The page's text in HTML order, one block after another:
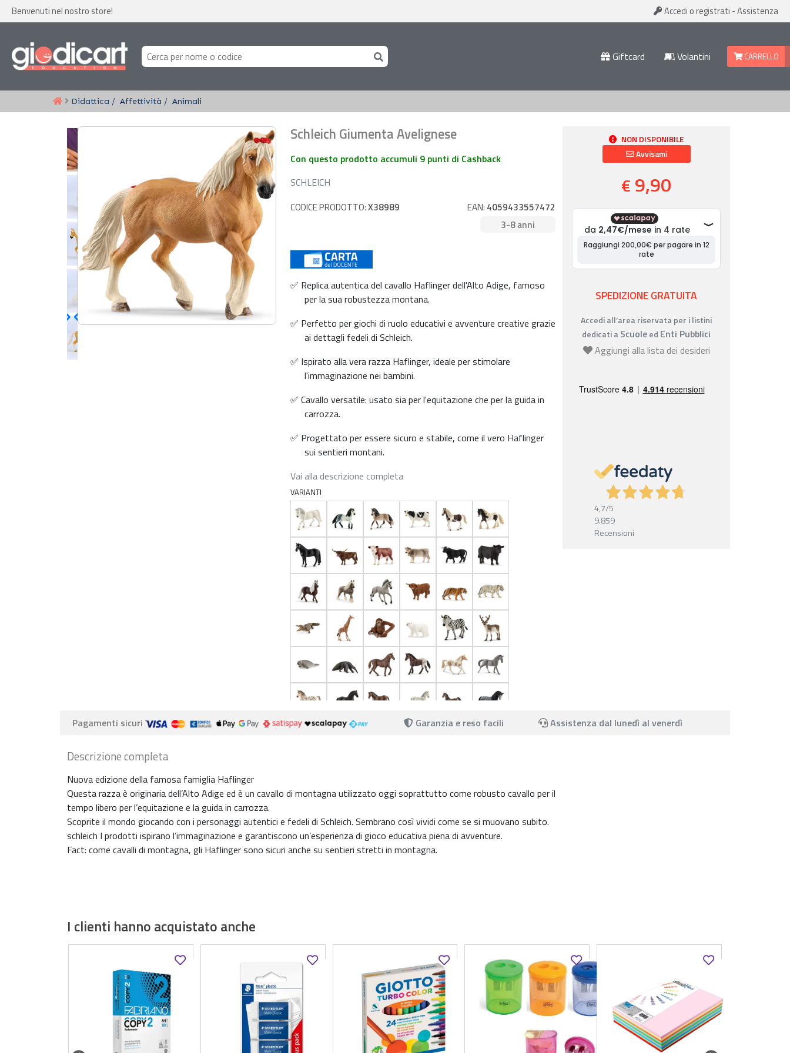
Benvenuti nel nostro store! Accedi o registrati -Assistenza
Giftcard Volantini CARRELLO
Didattica Affettività Animali
Schleich Giumenta Avelignese
Con questo prodotto accumuli 9 punti di Cashback
SCHLEICH
CODICE PRODOTTO:X38989 EAN: 4059433557472
3-8 anni
✅ Replica autentica del cavallo Haflinger dell'Alto Adige, famoso
per la sua robustezza montana.
✅ Perfetto per giochi di ruolo educativi e avventure creative grazie
ai dettagli fedeli di Schleich.
✅ Ispirato alla vera razza Haflinger, ideale per stimolare
l'immaginazione nei bambini.
✅ Cavallo versatile: usato sia per l'equitazione che per la guida in
carrozza.
✅ Progettato per essere sicuro e stabile, come il vero Haflinger
sui sentieri montani.
Vai alla descrizione completa
VARIANTI
NON DISPONIBILE
Avvisami
€ 9,90
SPEDIZIONE GRATUITA
Accedi all’area riservata per i listini
dedicati a Scuoleed Enti Pubblici
Aggiungi alla lista dei desideri
4,7/5
9.859
Recensioni
Pagamenti sicuri Garanzia e reso facili Assistenza dal lunedì al venerdì
Descrizione completa
Nuova edizione della famosa famiglia Haflinger
Questa razza è originaria dell’Alto Adige ed è un cavallo di montagna utilizzato oggi soprattutto come robusto cavallo per il
tempo libero per l’equitazione e la guida in carrozza.
Scoprite il mondo giocando con i personaggi autentici e fedeli di Schleich. Sembrano così vividi come se si muovano subito.
schleich I prodotti ispirano l’immaginazione e garantiscono un’esperienza di gioco educativa piena di avventure.
Fact: come cavalli di montagna, gli Haflinger sono sicuri anche su sentieri stretti in montagna.
I clienti hanno acquistato anche